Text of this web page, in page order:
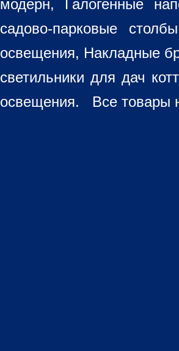
модерн, Галогенные
садово-парковые
освещения, Накладные
светильники для дач
освещения. Все товары